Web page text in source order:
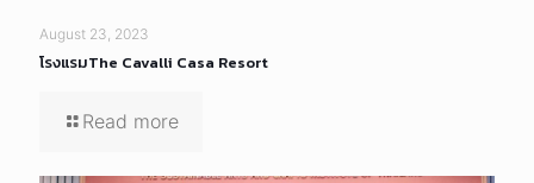
August 23, 2023
โรงแรมThe Cavalli Casa Resort
Read more